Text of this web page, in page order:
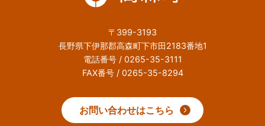
〒399-3193
長野県下伊那郡高森町下市田2183番地1
電話番号 / 0265-35-3111
FAX番号 / 0265-35-8294
お問い合わせはこちら